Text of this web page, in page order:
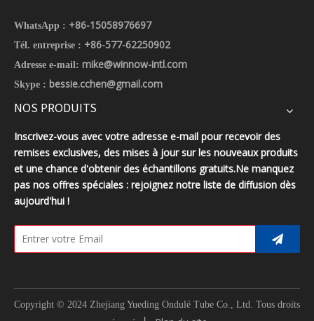
WhatsApp : +86-15058976697
Tél. entreprise : +86-577-62250902
Adresse e-mail: mike@winnow-intl.com
Skype : bessie.cchen@gmail.com
NOS PRODUITS
Inscrivez-vous avec votre adresse e-mail pour recevoir des
remises exclusives, des mises à jour sur les nouveaux produits
et une chance d'obtenir des échantillons gratuits.Ne manquez
pas nos offres spéciales : rejoignez notre liste de diffusion dès
aujourd'hui !
Copyright © 2024 Zhejiang Yueding Ondulé Tube Co., Ltd. Tous droits